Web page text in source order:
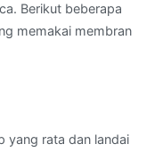
Berikut beberapa
memakai membran
yang rata dan landai